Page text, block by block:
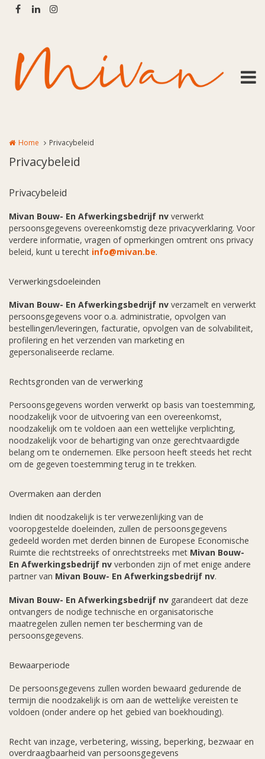
Overslaan en naar de inhoud gaan
Home Privacybeleid
Privacybeleid
Privacybeleid
Mivan Bouw- En Afwerkingsbedrijf nv verwerkt
persoonsgegevens overeenkomstig deze privacyverklaring. Voor
verdere informatie, vragen of opmerkingen omtrent ons privacy
beleid, kunt u terecht info@mivan.be.
Verwerkingsdoeleinden
Mivan Bouw- En Afwerkingsbedrijf nv verzamelt en verwerkt
persoonsgegevens voor o.a. administratie, opvolgen van
bestellingen/leveringen, facturatie, opvolgen van de solvabiliteit,
profilering en het verzenden van marketing en
gepersonaliseerde reclame.
Rechtsgronden van de verwerking
Persoonsgegevens worden verwerkt op basis van toestemming,
noodzakelijk voor de uitvoering van een overeenkomst,
noodzakelijk om te voldoen aan een wettelijke verplichting,
noodzakelijk voor de behartiging van onze gerechtvaardigde
belang om te ondernemen. Elke persoon heeft steeds het recht
om de gegeven toestemming terug in te trekken.
Overmaken aan derden
Indien dit noodzakelijk is ter verwezenlijking van de
vooropgestelde doeleinden, zullen de persoonsgegevens
gedeeld worden met derden binnen de Europese Economische
Ruimte die rechtstreeks of onrechtstreeks met Mivan Bouw-
En Afwerkingsbedrijf nv verbonden zijn of met enige andere
partner van Mivan Bouw- En Afwerkingsbedrijf nv.
Mivan Bouw- En Afwerkingsbedrijf nv garandeert dat deze
ontvangers de nodige technische en organisatorische
maatregelen zullen nemen ter bescherming van de
persoonsgegevens.
Bewaarperiode
De persoonsgegevens zullen worden bewaard gedurende de
termijn die noodzakelijk is om aan de wettelijke vereisten te
voldoen (onder andere op het gebied van boekhouding).
Recht van inzage, verbetering, wissing, beperking, bezwaar en
overdraagbaarheid van persoonsgegevens